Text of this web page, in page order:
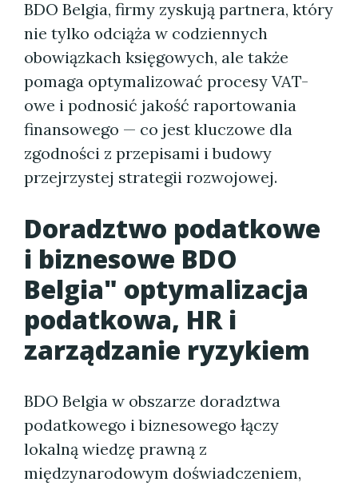
BDO Belgia, firmy zyskują partnera, który
nie tylko odciąża w codziennych
obowiązkach księgowych, ale także
pomaga optymalizować procesy VAT-
owe i podnosić jakość raportowania
finansowego — co jest kluczowe dla
zgodności z przepisami i budowy
przejrzystej strategii rozwojowej.
Doradztwo podatkowe
i biznesowe BDO
Belgia" optymalizacja
podatkowa, HR i
zarządzanie ryzykiem
BDO Belgia w obszarze doradztwa
podatkowego i biznesowego łączy
lokalną wiedzę prawną z
międzynarodowym doświadczeniem,